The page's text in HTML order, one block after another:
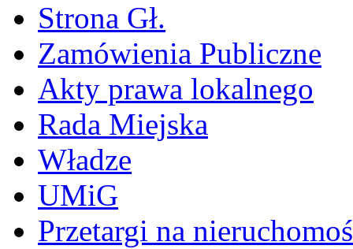
Strona Gł.
Zamówienia Publiczne
Akty prawa lokalnego
Rada Miejska
Władze
UMiG
Przetargi na